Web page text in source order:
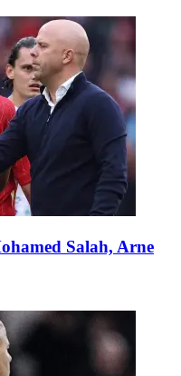
Salah, Arne